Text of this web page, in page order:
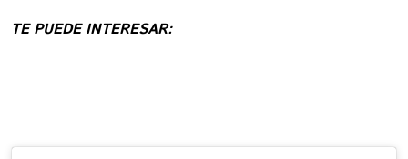
TE PUEDE INTERESAR: